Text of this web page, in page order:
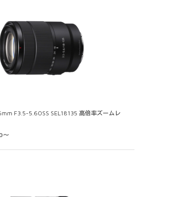
F3.5-5.6OSS SEL18135 高倍率ズームレ
～